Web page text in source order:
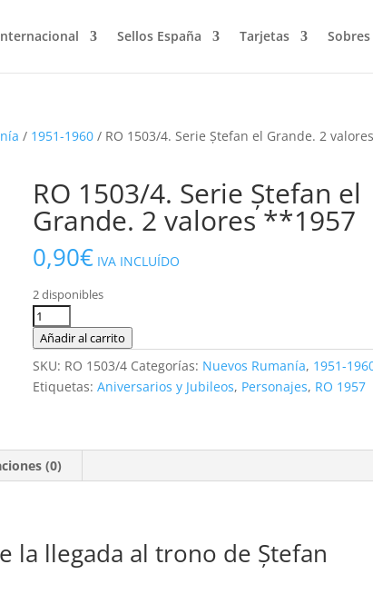
Sellos España Tarjetas Sobres
/ 1951-1960 / RO 1503/4. Serie Ștefan el Grande. 2 valores
RO 1503/4. Serie Ștefan el
Grande. 2 valores **1957
0,90€ IVA INCLUÍDO
2 disponibles
RO
1503/4.
Ștefan
valores
**1957
Añadir al carrito
SKU: RO 1503/4 Categorías: Nuevos Rumanía, 1951-
Etiquetas:Aniversarios y Jubileos, Personajes, RO 1957
(0)
la llegada al trono de Ștefan